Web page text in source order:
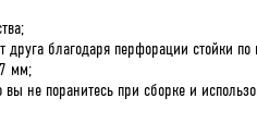
друга благодаря перфорации стойки
мм;
вы не поранитесь при сборке и